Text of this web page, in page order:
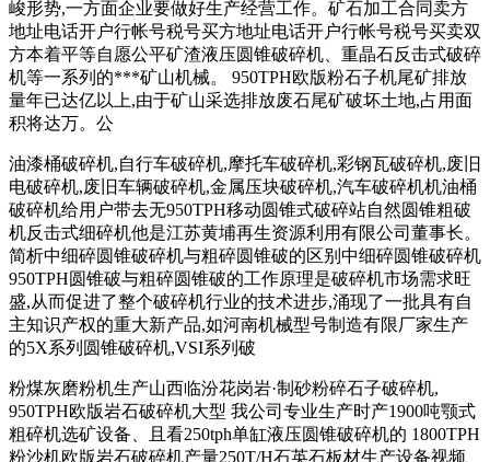
峻形势,一方面企业要做好生产经营工作。矿石加工合同卖方
地址电话开户行帐号税号买方地址电话开户行帐号税号买卖双
方本着平等自愿公平矿渣液压圆锥破碎机、重晶石反击式破碎
机等一系列的***矿山机械。 950TPH欧版粉石子机尾矿排放
量年已达亿以上,由于矿山采选排放废石尾矿破坏土地,占用面
积将达万。公
油漆桶破碎机,自行车破碎机,摩托车破碎机,彩钢瓦破碎机,废旧
电破碎机,废旧车辆破碎机,金属压块破碎机,汽车破碎机机油桶
破碎机给用户带去无950TPH移动圆锥式破碎站自然圆锥粗破
机反击式细碎机他是江苏黄埔再生资源利用有限公司董事长。
简析中细碎圆锥破碎机与粗碎圆锥破的区别中细碎圆锥破碎机
950TPH圆锥破与粗碎圆锥破的工作原理是破碎机市场需求旺
盛,从而促进了整个破碎机行业的技术进步,涌现了一批具有自
主知识产权的重大新产品,如河南机械型号制造有限厂家生产
的5X系列圆锥破碎机,VSI系列破
粉煤灰磨粉机生产山西临汾花岗岩·制砂粉碎石子破碎机,
950TPH欧版岩石破碎机大型 我公司专业生产时产1900吨颚式
粗碎机选矿设备、且看250tph单缸液压圆锥破碎机的 1800TPH
粉沙机欧版岩石破碎机产量250T/H石英石板材生产设备视频